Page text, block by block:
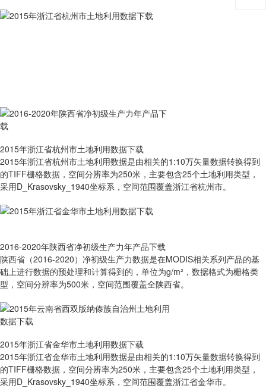
2015年浙江省杭州市土地利用数据下载
2015年浙江省杭州市土地利用数据是由相关的1:10万矢量数据转换得到
的TIFF栅格数据，空间分辨率为250米，主要包含25个土地利用类型，
采用D_Krasovsky_1940坐标系，空间范围覆盖浙江省杭州市。
2016-2020年陕西省净初级生产力年产品下载
陕西省（2016-2020）净初级生产力数据是在MODIS相关系列产品的基
础上进行数据的预处理和计算得到的，单位为g/m²，数据格式为栅格类
型，空间分辨率为500米，空间范围覆盖全陕西省。
2015年浙江省金华市土地利用数据下载
2015年浙江省金华市土地利用数据是由相关的1:10万矢量数据转换得到
的TIFF栅格数据，空间分辨率为250米，主要包含25个土地利用类型，
采用D_Krasovsky_1940坐标系，空间范围覆盖浙江省金华市。